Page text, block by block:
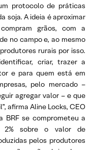
protocolo de práticas
soja. A ideia é aproximar
grãos, com a
no campo e, ao mesmo
rurais por isso.
criar, trazer a
e para quem está em
pelo mercado –
agregar valor – e que
afirma Aline Locks, CEO
BRF se comprometeu a
2% sobre o valor de
pelos produtores